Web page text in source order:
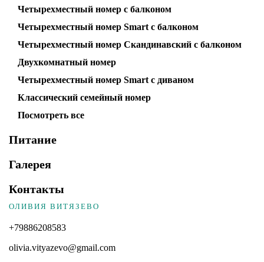
Четырехместный номер с балконом
Четырехместный номер Smart с балконом
Четырехместный номер Скандинавский с балконом
Двухкомнатный номер
Четырехместный номер Smart с диваном
Классический семейный номер
Посмотреть все
Питание
Галерея
Контакты
ОЛИВИЯ ВИТЯЗЕВО
+79886208583
olivia.vityazevo@gmail.com